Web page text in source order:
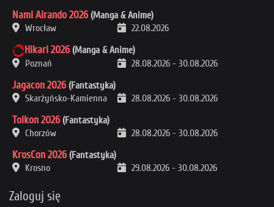
Nami Airando 2026 (Manga & Anime)
Wrocław
22.08.2026
Hikari 2026 (Manga & Anime)
Poznań
28.08.2026 - 30.08.2026
Jagacon 2026 (Fantastyka)
Skarżyńsko-Kamienna
28.08.2026 - 30.08.2026
Tolkon 2026 (Fantastyka)
Chorzów
28.08.2026 - 30.08.2026
KrosCon 2026 (Fantastyka)
Krosno
29.08.2026 - 30.08.2026
Zaloguj się